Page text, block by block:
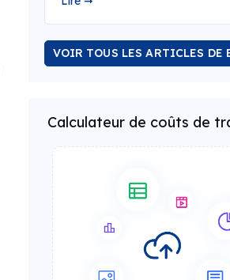
VOIR TOUS LES ARTICLES DE
Calculateur de coûts de